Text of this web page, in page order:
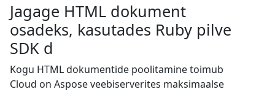
Jagage HTML dokument
osadeks, kasutades Ruby pilve
SDK d
Kogu HTML dokumentide poolitamine toimub
Cloud on Aspose veebiserverites maksimaalse